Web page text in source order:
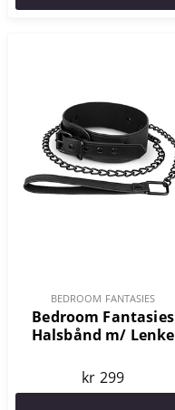
BEDROOM FANTASIES
Bedroom Fantasies
Halsbånd m/ Lenke
kr 299